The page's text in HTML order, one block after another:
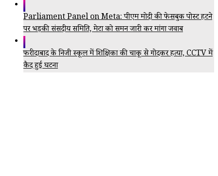
Parliament Panel on Meta: पीएम मोदी की फेसबुक पोस्ट हटने
पर भड़की संसदीय समिति, मेटा को समन जारी कर मांगा जवाब
फरीदाबाद के निजी स्कूल में शिक्षिका की चाकू से गोदकर हत्या, CCTV में
कैद हुई घटना